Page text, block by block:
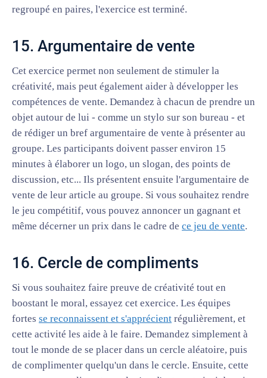
regroupé en paires, l'exercice est terminé.
15. Argumentaire de vente
Cet exercice permet non seulement de stimuler la
créativité, mais peut également aider à développer les
compétences de vente. Demandez à chacun de prendre un
objet autour de lui - comme un stylo sur son bureau - et
de rédiger un bref argumentaire de vente à présenter au
groupe. Les participants doivent passer environ 15
minutes à élaborer un logo, un slogan, des points de
discussion, etc... Ils présentent ensuite l'argumentaire de
vente de leur article au groupe. Si vous souhaitez rendre
le jeu compétitif, vous pouvez annoncer un gagnant et
même décerner un prix dans le cadre de ce jeu de vente.
16. Cercle de compliments
Si vous souhaitez faire preuve de créativité tout en
boostant le moral, essayez cet exercice. Les équipes
fortes se reconnaissent et s'apprécient régulièrement, et
cette activité les aide à le faire. Demandez simplement à
tout le monde de se placer dans un cercle aléatoire, puis
de complimenter quelqu'un dans le cercle. Ensuite, cette